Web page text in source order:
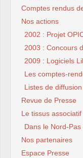
Comptes rendus
Nos actions
2002 : Projet
2003 : Concours
2009 : Logiciels
Les comptes-
Listes de diffusion
Revue de Presse
Le tissus associatif
Dans le Nord-
Nos partenaires
Espace Presse